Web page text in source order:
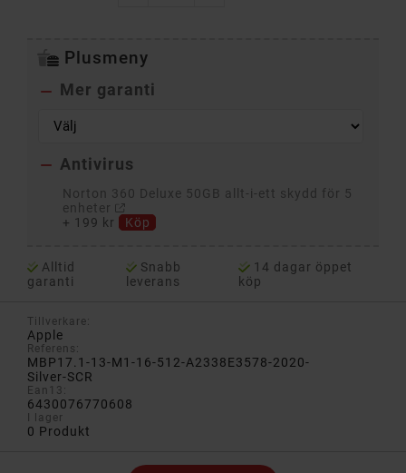
Plusmeny
 Mer garanti
 Antivirus
Norton 360 Deluxe 50GB allt-i-ett skydd för 5
enheter
+ 199 kr Köp
Alltid
garanti
Snabb
leverans
14 dagar öppet
köp
Tillverkare:
Apple
Referens:
MBP17.1-13-M1-16-512-A2338E3578-2020-
Silver-SCR
Ean13:
6430076770608
I lager
0 Produkt